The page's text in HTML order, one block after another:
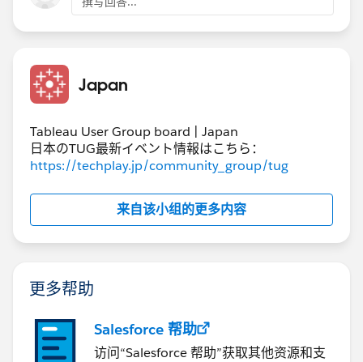
た地域でフィルタリングしながら、かつ選択した地域の
名前がタイトルに出るようになります。
パラメータを使いたくない場合や地域を複数選択できる
ようにしたい場合は、ダッシュボードタイトルを使うの
ではなく、ダッシュボードタイトルのような見た目をし
たシートを用意するという手段をとることが考えられま
Japan
Tableau User Group board | Japan
日本のTUG最新イベント情報はこちら：
https://techplay.jp/community_group/tug
来自该小组的更多内容
更多帮助
Salesforce 帮助
访问“Salesforce 帮助”获取其他资源和支